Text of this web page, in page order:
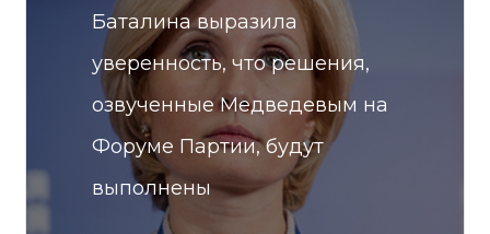
Баталина выразила
уверенность, что решения,
озвученные Медведевым на
Форуме Партии, будут
выполнены